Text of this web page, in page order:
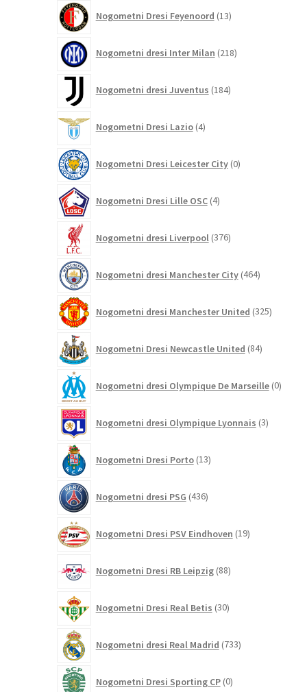
Nogometni Dresi Feyenoord 13izdelkov
Nogometni dresi Inter Milan 218izdelkov
Nogometni dresi Juventus 184izdelkov
Nogometni Dresi Lazio 4izdelki
Nogometni Dresi Leicester City 0izdelkov
Nogometni Dresi Lille OSC 4izdelki
Nogometni dresi Liverpool 376izdelkov
Nogometni dresi Manchester City 464izdelkov
Nogometni dresi Manchester United 325izdelkov
Nogometni Dresi Newcastle United 84izdelkov
Nogometni dresi Olympique De Marseille 0
Nogometni dresi Olympique Lyonnais 3izdelki
Nogometni Dresi Porto 13izdelkov
Nogometni dresi PSG 436izdelkov
Nogometni Dresi PSV Eindhoven 19izdelkov
Nogometni Dresi RB Leipzig 88izdelkov
Nogometni Dresi Real Betis 30izdelkov
Nogometni dresi Real Madrid 733izdelkov
Nogometni Dresi Sporting CP 0izdelkov